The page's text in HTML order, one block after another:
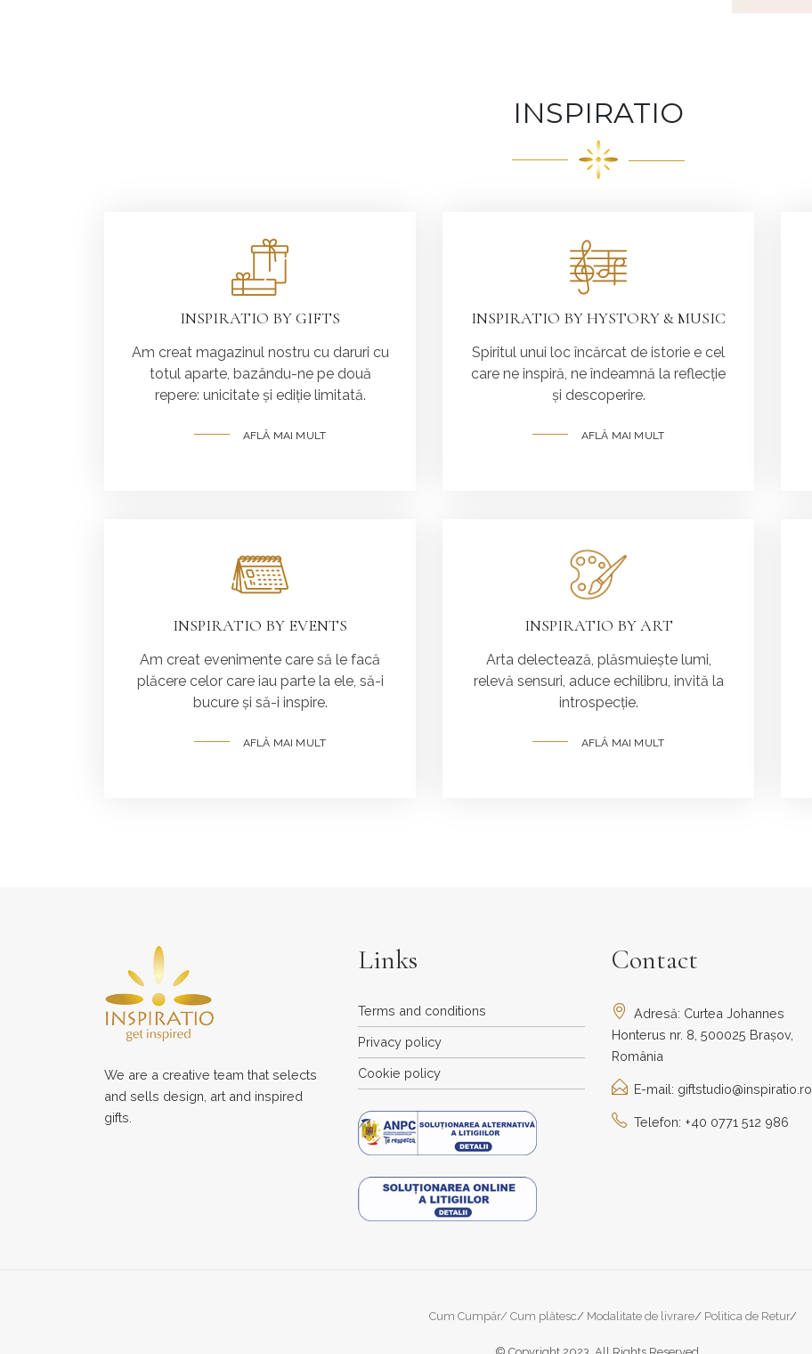
INSPIRATIO
INSPIRATIO BY GIFTS
Am creat magazinul nostru cu daruri cu
totul aparte, bazându-ne pe două
repere: unicitate și ediție limitată.
AFLĂ MAI MULT
INSPIRATIO BY HYSTORY & MUSIC
Spiritul unui loc încărcat de istorie e cel
care ne inspiră, ne îndeamnă la reflecție
și descoperire.
AFLĂ MAI MULT
INSPIRATIO BY EVENTS
Am creat evenimente care să le facă
plăcere celor care iau parte la ele, să-i
bucure și să-i inspire.
AFLĂ MAI MULT
INSPIRATIO BY ART
Arta delectează, plăsmuieşte lumi,
relevă sensuri, aduce echilibru, invită la
introspecţie.
AFLĂ MAI MULT
We are a creative team that selects
and sells design, art and inspired
gifts.
Links
Terms and conditions
Privacy policy
Cookie policy
Contact
Adresă: Curtea Johannes
Honterus nr. 8, 500025 Brașov,
România
E-mail: giftstudio@inspiratio.ro
Telefon: +40 0771 512 986
Cum Cumpăr/ Cum plătesc Modalitate de livrare Politica de Retur